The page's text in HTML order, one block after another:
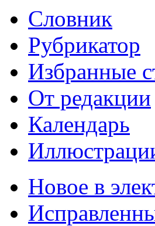
Словник
Рубрикатор
Избранные
От редакции
Календарь
Новое в